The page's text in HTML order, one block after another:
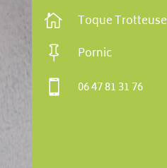
 Toque Trotteuse
 Pornic
 06 47 81 31 76